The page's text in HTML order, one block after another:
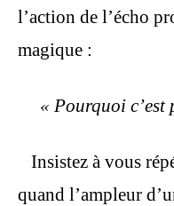
l’action de l’écho
magique :
« Pourquoi c’est
Insistez à vous
quand l’ampleur